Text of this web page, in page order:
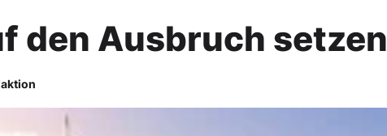
den Ausbruch setzen